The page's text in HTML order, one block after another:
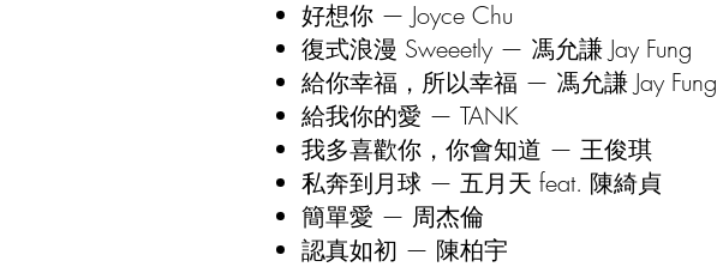
好想你 — Joyce Chu
復式浪漫 Sweeetly — 馮允謙 Jay Fung
給你幸福，所以幸福 — 馮允謙 Jay Fung
給我你的愛 — TANK
我多喜歡你，你會知道 — 王俊琪
私奔到月球 — 五月天 feat. 陳綺貞
簡單愛 — 周杰倫
認真如初 — 陳柏宇